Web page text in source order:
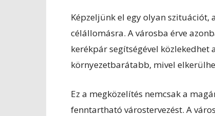
Képzeljünk el egy olyan
célállomásra. A városba érve
kerékpár segítségével közlekedhet
környezetbarátabb, mivel
Ez a megközelítés nemcsak a
fenntartható várostervezést. A